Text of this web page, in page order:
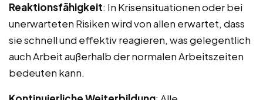
Reaktionsfähigkeit: In Krisensituationen oder bei
unerwarteten Risiken wird von allen erwartet, dass
sie schnell und effektiv reagieren, was gelegentlich
auch Arbeit außerhalb der normalen Arbeitszeiten
bedeuten kann.